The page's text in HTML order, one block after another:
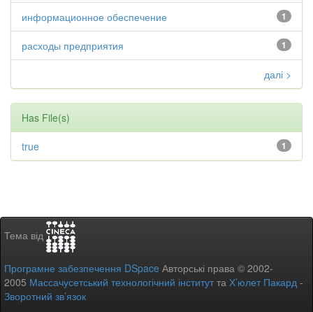
1
информационное обеспечение
1
расходы предприятия
далі >
Has File(s)
1
true
Тема від
Програмне забезпечення DSpace Авторські права © 2002-
2005 Массачусетський технологічний інститутта Х’юлет Пакард -
Зворотний зв’язок